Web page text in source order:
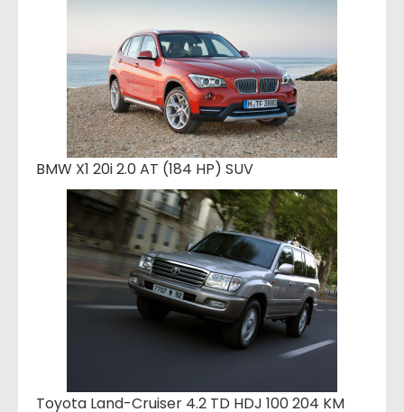
BMW X1 20i 2.0 AT (184 HP) SUV
Toyota Land-Cruiser 4.2 TD HDJ 100 204 KM